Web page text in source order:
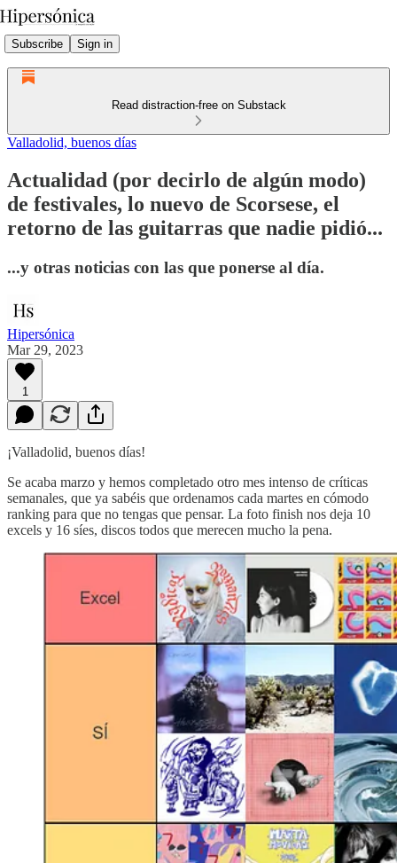
Subscribe Sign in
Read distraction-free on Substack
Valladolid, buenos días
Actualidad (por decirlo de algún modo)
de festivales, lo nuevo de Scorsese, el
retorno de las guitarras que nadie pidió...
...y otras noticias con las que ponerse al día.
Hipersónica
Mar 29, 2023
1
¡Valladolid, buenos días!
Se acaba marzo y hemos completado otro mes intenso de críticas
semanales, que ya sabéis que ordenamos cada martes en cómodo
ranking para que no tengas que pensar. La foto finish nos deja 10
excels y 16 síes, discos todos que merecen mucho la pena.